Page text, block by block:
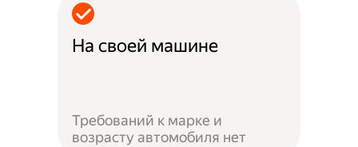
На своей машине
Требований к марке и
возрасту автомобиля нет